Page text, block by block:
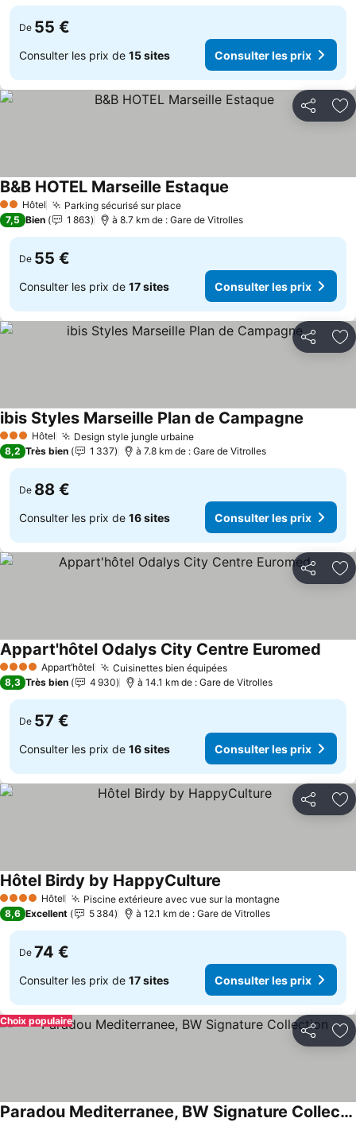
De 55 €
Consulter les prix de 15 sites Consulter les prix
Partager
2 Étoiles
Hôtel Parking sécurisé sur placeConsulter les prix
B&B HOTEL Marseille Estaque
7,5 Bien 1 863 à 8.7 km de : Gare de Vitrolles
De 55 €
Consulter les prix de 17 sites Consulter les prix
Partager
3 ÉtoilesHôtel Design style jungle urbaineConsulter les prix
ibis Styles Marseille Plan de Campagne
8,2 Très bien 1 337 à 7.8 km de : Gare de Vitrolles
De 88 €
Consulter les prix de 16 sites Consulter les prix
Partager
4 Étoiles Appart’hôtel Cuisinettes bien équipéesConsulter les prix
Appart'hôtel Odalys City Centre Euromed
8,3 Très bien 4 930 à 14.1 km de : Gare de Vitrolles
De 57 €
Consulter les prix de 16 sites Consulter les prix
Partager
4 Étoiles Hôtel Piscine extérieure avec vue sur la montagneConsulter
Hôtel Birdy by HappyCulture
8,6 Excellent 5 384 à 12.1 km de : Gare de Vitrolles
De 74 €
Consulter les prix de 17 sites Consulter les prix
Partager
Choix populaire
Paradou Mediterranee, BW Signature Collection